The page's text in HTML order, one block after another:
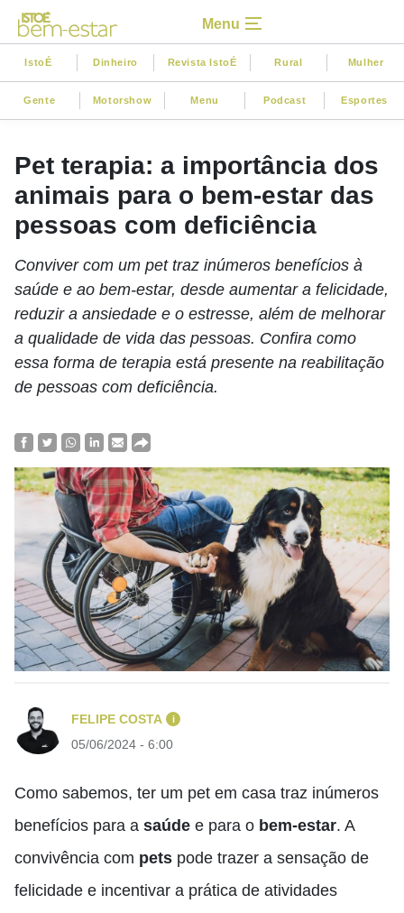
Menu
IstoÉ Dinheiro Revista IstoÉ Rural Mulher
Gente Motorshow Menu Podcast Esportes
Pet terapia: a importância dos
animais para o bem-estar das
pessoas com deficiência
Conviver com um pet traz inúmeros benefícios à
saúde e ao bem-estar, desde aumentar a felicidade,
reduzir a ansiedade e o estresse, além de melhorar
a qualidade de vida das pessoas. Confira como
essa forma de terapia está presente na reabilitação
de pessoas com deficiência.
FELIPE COSTA i
05/06/2024 - 6:00
Como sabemos, ter um pet em casa traz inúmeros
benefícios para a saúde e para o bem-estar. A
convivência com pets pode trazer a sensação de
felicidade e incentivar a prática de atividades